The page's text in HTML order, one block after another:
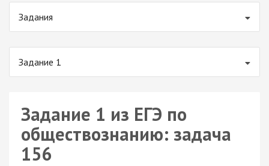
Задания
Задание 1
Задание 1 из ЕГЭ по
обществознанию: задача
156